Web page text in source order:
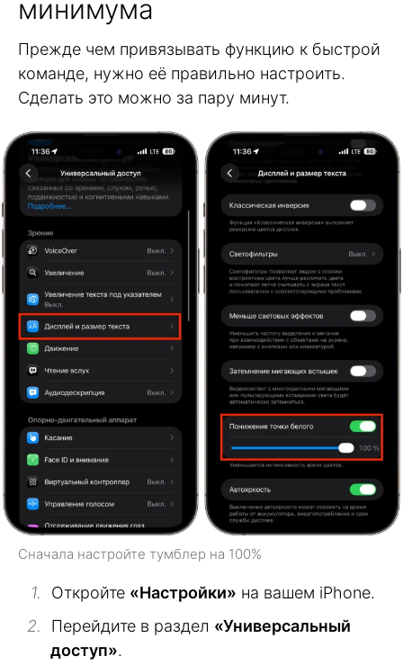
минимума
Прежде чем привязывать функцию к быстрой
команде, нужно её правильно настроить.
Сделать это можно за пару минут.
Сначала настройте тумблер на 100%
Откройте «Настройки» на вашем iPhone.
Перейдите в раздел «Универсальный
доступ».